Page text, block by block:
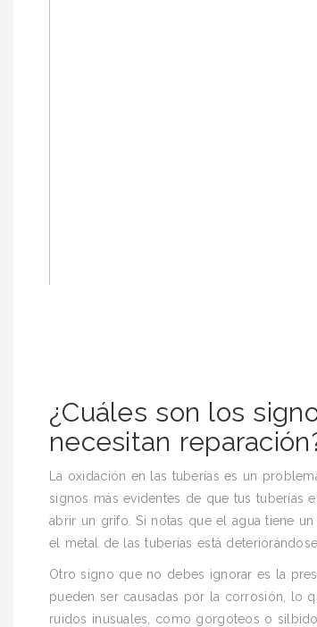
¿Cuáles son los
necesitan
La oxidación en las tuberías es un
signos más evidentes de que tus tuberías
abrir un grifo. Si notas que el agua tiene
el metal de las tuberías está deteriorándose.
Otro signo que no debes ignorar es la
pueden ser causadas por la corrosión, lo
ruidos inusuales, como gorgoteos o